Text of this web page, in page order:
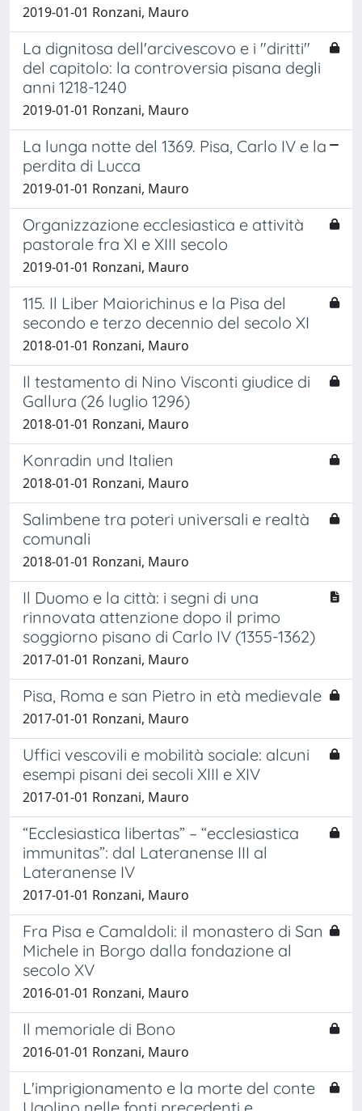
2019-01-01 Ronzani, Mauro
La dignitosa dell'arcivescovo e i "diritti"
del capitolo: la controversia pisana degli
anni 1218-1240
2019-01-01 Ronzani, Mauro
La lunga notte del 1369. Pisa, Carlo IV e la
perdita di Lucca
2019-01-01 Ronzani, Mauro
Organizzazione ecclesiastica e attività
pastorale fra XI e XIII secolo
2019-01-01 Ronzani, Mauro
115. Il Liber Maiorichinus e la Pisa del
secondo e terzo decennio del secolo XI
2018-01-01 Ronzani, Mauro
Il testamento di Nino Visconti giudice di
Gallura (26 luglio 1296)
2018-01-01 Ronzani, Mauro
Konradin und Italien
2018-01-01 Ronzani, Mauro
Salimbene tra poteri universali e realtà
comunali
2018-01-01 Ronzani, Mauro
Il Duomo e la città: i segni di una
rinnovata attenzione dopo il primo
soggiorno pisano di Carlo IV (1355-1362)
2017-01-01 Ronzani, Mauro
Pisa, Roma e san Pietro in età medievale
2017-01-01 Ronzani, Mauro
Uffici vescovili e mobilità sociale: alcuni
esempi pisani dei secoli XIII e XIV
2017-01-01 Ronzani, Mauro
“Ecclesiastica libertas” – “ecclesiastica
immunitas”: dal Lateranense III al
Lateranense IV
2017-01-01 Ronzani, Mauro
Fra Pisa e Camaldoli: il monastero di San
Michele in Borgo dalla fondazione al
secolo XV
2016-01-01 Ronzani, Mauro
Il memoriale di Bono
2016-01-01 Ronzani, Mauro
L'imprigionamento e la morte del conte